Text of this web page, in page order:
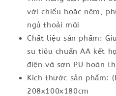
với chiếu hoặc nệm,
ngủ thoải mái
Chất liệu sản phẩm:
su tiêu chuẩn AA kết
điện và sơn PU hoàn
Kích thước sản phẩm:
208x100x180cm